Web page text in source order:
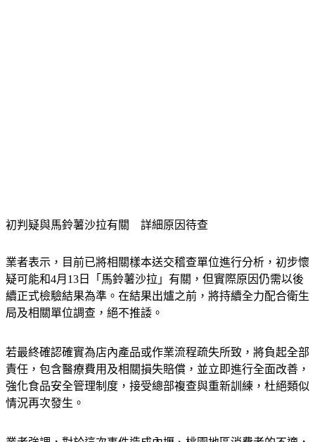
疑可能和4月13日「馬鈴薯沙拉」有關，但實際原因仍需以後
續正式檢驗結果為準。在結果出爐之前，將持續全力配合衛生
局及相關單位調查，絕不推諉。
責任，包含醫療費用及相關損失賠償，並立即進行全面改善，
強化食品安全管理制度，接受總部複查與重新訓練，杜絕類似
情況再次發生。